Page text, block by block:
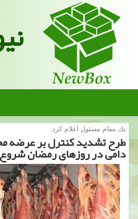
یك مقام مسئول اعلام كرد:
طرح تشدید كنترل بر عرضه
دامی در روزهای رمضان